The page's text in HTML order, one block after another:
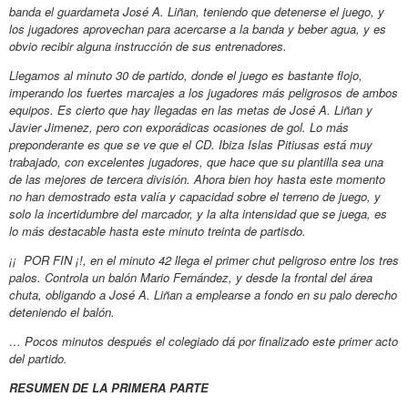
banda el guardameta José A. Liñan, teniendo que detenerse el juego, y
los jugadores aprovechan para acercarse a la banda y beber agua, y es
obvio recibir alguna instrucción de sus entrenadores.
Llegamos al minuto 30 de partido, donde el juego es bastante flojo,
imperando los fuertes marcajes a los jugadores más peligrosos de ambos
equipos. Es cierto que hay llegadas en las metas de José A. Liñan y
Javier Jimenez, pero con exporádicas ocasiones de gol. Lo más
preponderante es que se ve que el CD. Ibiza Islas Pitiusas está muy
trabajado, con excelentes jugadores, que hace que su plantilla sea una
de las mejores de tercera división. Ahora bien hoy hasta este momento
no han demostrado esta valía y capacidad sobre el terreno de juego, y
solo la incertidumbre del marcador, y la alta intensidad que se juega, es
lo más destacable hasta este minuto treinta de partisdo.
¡¡ POR FIN ¡!, en el minuto 42 llega el primer chut peligroso entre los tres
palos. Controla un balón Mario Fernández, y desde la frontal del área
chuta, obligando a José A. Liñan a emplearse a fondo en su palo derecho
deteniendo el balón.
… Pocos minutos después el colegiado dá por finalizado este primer acto
del partido.
RESUMEN DE LA PRIMERA PARTE